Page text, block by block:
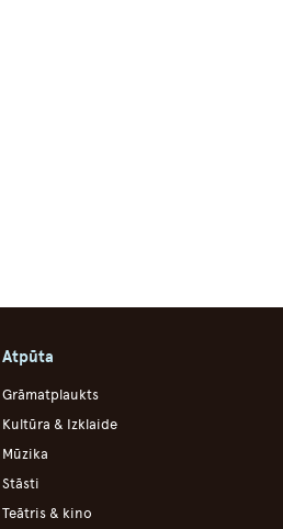
Atpūta
Grāmatplaukts
Kultūra & Izklaide
Mūzika
Stāsti
Teātris & kino